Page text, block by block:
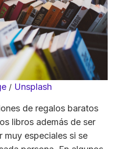
/ Unsplash
de regalos baratos
libros además de ser
muy especiales si se